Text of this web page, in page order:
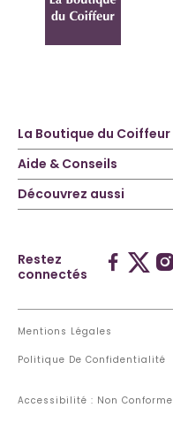
La Boutique du Coiffeur
Aide & Conseils
Découvrez aussi
Restez
connectés
Mentions Légales
Politique De Confidentialité
Accessibilité : Non Conforme